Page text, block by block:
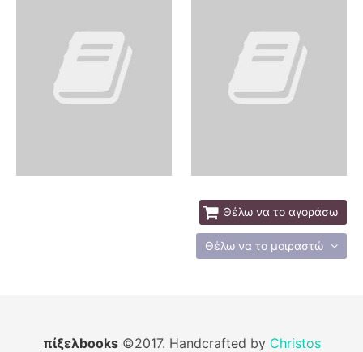
Θέλω να το αγοράσω
Θέλω να το μοιραστώ
πίξελbooks©2017. Handcrafted by Christos